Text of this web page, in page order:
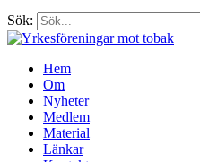
Sök:
Hem
Om
Nyheter
Medlem
Material
Länkar